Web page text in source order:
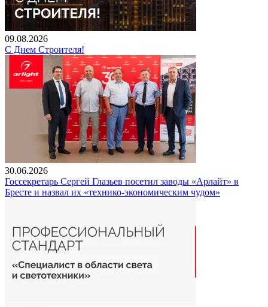
09.08.2026
С Днем Строителя!
30.06.2026
Госсекретарь Сергей Глазьев посетил заводы «Арлайт» в
Бресте и назвал их «технико-экономическим чудом»